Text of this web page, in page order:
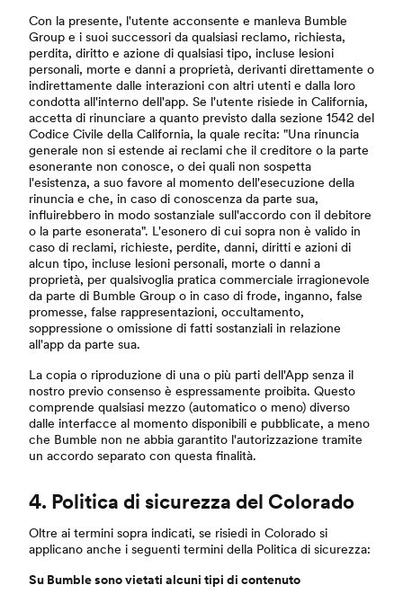
Con la presente, l'utente acconsente e manleva Bumble
Group e i suoi successori da qualsiasi reclamo, richiesta,
perdita, diritto e azione di qualsiasi tipo, incluse lesioni
personali, morte e danni a proprietà, derivanti direttamente o
indirettamente dalle interazioni con altri utenti e dalla loro
condotta all'interno dell'app. Se l'utente risiede in California,
accetta di rinunciare a quanto previsto dalla sezione 1542 del
Codice Civile della California, la quale recita: "Una rinuncia
generale non si estende ai reclami che il creditore o la parte
esonerante non conosce, o dei quali non sospetta
l'esistenza, a suo favore al momento dell'esecuzione della
rinuncia e che, in caso di conoscenza da parte sua,
influirebbero in modo sostanziale sull'accordo con il debitore
o la parte esonerata". L'esonero di cui sopra non è valido in
caso di reclami, richieste, perdite, danni, diritti e azioni di
alcun tipo, incluse lesioni personali, morte o danni a
proprietà, per qualsivoglia pratica commerciale irragionevole
da parte di Bumble Group o in caso di frode, inganno, false
promesse, false rappresentazioni, occultamento,
soppressione o omissione di fatti sostanziali in relazione
all'app da parte sua.
La copia o riproduzione di una o più parti dell'App senza il
nostro previo consenso è espressamente proibita. Questo
comprende qualsiasi mezzo (automatico o meno) diverso
dalle interfacce al momento disponibili e pubblicate, a meno
che Bumble non ne abbia garantito l'autorizzazione tramite
un accordo separato con questa finalità.
4. Politica di sicurezza del Colorado
Oltre ai termini sopra indicati, se risiedi in Colorado si
applicano anche i seguenti termini della Politica di sicurezza:
Su Bumble sono vietati alcuni tipi di contenuto